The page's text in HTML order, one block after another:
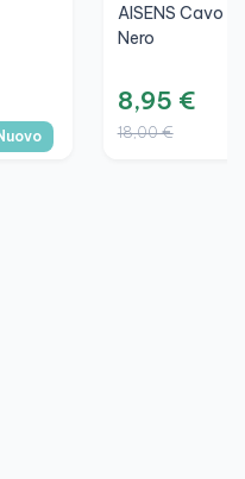
AISENS Cavo
Nero
8,95 €
18,00 €